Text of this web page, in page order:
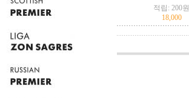
적립: 200원
18,000